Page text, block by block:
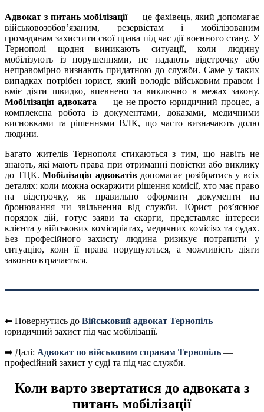
Адвокат з питань мобілізації— це фахівець, який допомагає
військовозобов’язаним, резервістам і мобілізованим
громадянам захистити свої права під час дії воєнного стану. У
Тернополі щодня виникають ситуації, коли людину
мобілізують із порушеннями, не надають відстрочку або
неправомірно визнають придатною до служби. Саме у таких
випадках потрібен юрист, який володіє військовим правом і
вміє діяти швидко, впевнено та виключно в межах закону.
Мобілізація адвоката — це не просто юридичний процес, а
комплексна робота із документами, доказами, медичними
висновками та рішеннями ВЛК, що часто визначають долю
людини.
Багато жителів Тернополя стикаються з тим, що навіть не
знають, які мають права при отриманні повістки або виклику
до ТЦК.Мобілізація адвокатівдопомагає розібратись у всіх
деталях: коли можна оскаржити рішення комісії, хто має право
на відстрочку, як правильно оформити документи на
бронювання чи звільнення від служби. Юрист роз’яснює
порядок дій, готує заяви та скарги, представляє інтереси
клієнта у військових комісаріатах, медичних комісіях та судах.
Без професійного захисту людина ризикує потрапити у
ситуацію, коли її права порушуються, а можливість діяти
законно втрачається.
⬅ Повернутись до Військовий адвокат Тернопіль —
юридичний захист під час мобілізації.
➡ Далі: Адвокат по військовим справам Тернопіль —
професійний захист у суді та під час служби.
Коли варто звертатися до адвоката з
питань мобілізації